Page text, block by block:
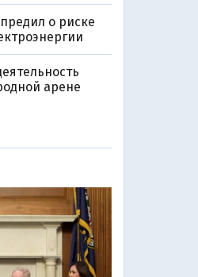
о риске
арене